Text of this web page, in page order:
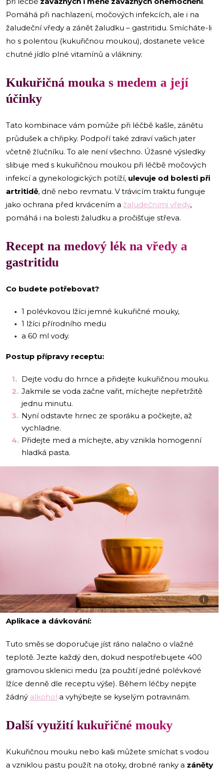
Pomáhá při nachlazení, močových infekcích, ale i na
žaludeční vředy a zánět žaludku – gastritidu. Smícháte-li
ho s polentou (kukuřičnou moukou), dostanete velice
chutné jídlo plné vitamínů a vlákniny.
Kukuřičná mouka s medem a její
účinky
Tato kombinace vám pomůže při léčbě kašle, zánětu
průdušek a chřipky. Podpoří také zdraví vašich jater
včetně žlučníku. To ale není všechno. Úžasné výsledky
slibuje med s kukuřičnou moukou při léčbě močových
infekcí a gynekologických potíží, ulevuje od bolesti při
artritidě, dně nebo revmatu. V trávicím traktu funguje
jako ochrana před krvácením a žaludečními vředy,
pomáhá i na bolesti žaludku a pročišťuje střeva.
Recept na medový lék na vředy a
gastritidu
Co budete potřebovat?
1 polévkovou lžíci jemné kukuřičné mouky,
1 lžíci přírodního medu
a 60 ml vody.
Postup přípravy receptu:
Dejte vodu do hrnce a přidejte kukuřičnou mouku.
Jakmile se voda začne vařit, míchejte nepřetržitě
jednu minutu.
Nyní odstavte hrnec ze sporáku a počkejte, až
vychladne.
Přidejte med a míchejte, aby vznikla homogenní
hladká pasta.
i
Aplikace a dávkování:
Tuto směs se doporučuje jíst ráno nalačno o vlažné
teplotě. Jezte každý den, dokud nespotřebujete 400
gramovou sklenici medu (za použití jedné polévkové
lžíce denně dle receptu výše). Během léčby nepijte
žádný alkohol a vyhýbejte se kyselým potravinám.
Další využití kukuřičné mouky
Kukuřičnou mouku nebo kaši můžete smíchat s vodou
a vzniklou pastu použít na otoky, drobné ranky a záněty